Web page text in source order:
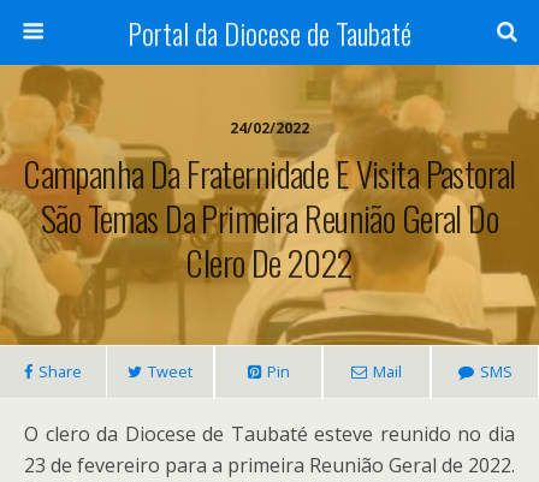
Portal da Diocese de Taubaté
24/02/2022
Campanha Da Fraternidade E Visita Pastoral
São Temas Da Primeira Reunião Geral Do
Clero De 2022
Share Tweet Pin Mail SMS
O clero da Diocese de Taubaté esteve reunido no dia
23 de fevereiro para a primeira Reunião Geral de 2022.